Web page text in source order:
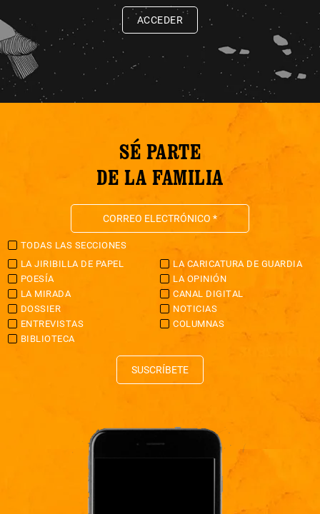
ACCEDER
SÉ PARTE
DE LA FAMILIA
TODAS LAS SECCIONES
LA JIRIBILLA DE PAPEL
LA CARICATURA DE GUARDIA
POESÍA
LA OPINIÓN
LA MIRADA
CANAL DIGITAL
DOSSIER
NOTICIAS
ENTREVISTAS
COLUMNAS
BIBLIOTECA
SUSCRÍBETE